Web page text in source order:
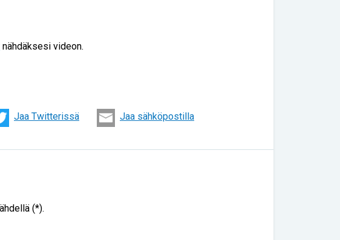
nähdäksesi videon.
Jaa Twitterissä Jaa sähköpostilla
(*).